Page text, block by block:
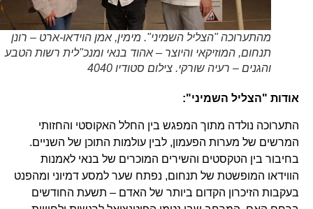
מהתערוכה "הצליל השמיני". מימין, אמן הוידאו-ארט – רונן
תנחום, המוזיקאי והיוצר – אהוד בנאי ומנכ"לית רשות הטבע
והגנים – רעיה שורקי. צילום סטודיו 4040
אודות "הצליל השמיני":
התערוכה נולדה מתוך המפגש בין החלל האקוסטי והחזותי
המרשים של מערות הפעמון, לבין עולמות התוכן של השניים.
בחיבור בין הטקסטים והשירים המוכרים של בנאי לאמנות
הווידאו המופשטת של תנחום, נפתח שער למסע דמיוני ומהפנט
בעקבות הזיכרון הקדום ביותר של האדם – תשעת החודשים